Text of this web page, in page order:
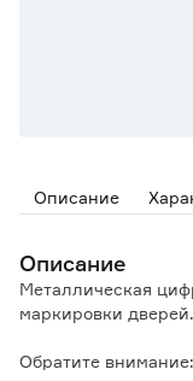
Описание
Описание
Металлическая
маркировки дверей.
Обратите внимание: